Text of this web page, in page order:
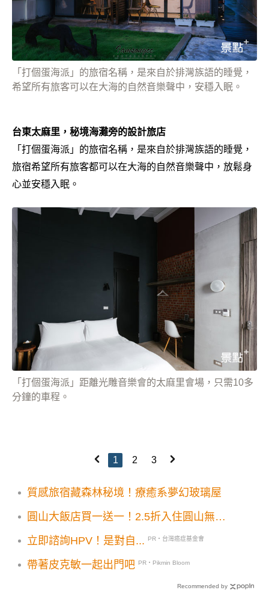
「打個蛋海派」的旅宿名稱，是來自於排灣族語的睡覺，
希望所有旅客可以在大海的自然音樂聲中，安穩入眠。
台東太麻里，秘境海灘旁的設計旅店
「打個蛋海派」的旅宿名稱，是來自於排灣族語的睡覺，
旅宿希望所有旅客都可以在大海的自然音樂聲中，放鬆身
心並安穩入眠。
「打個蛋海派」距離光雕音樂會的太麻里會場，只需10多
分鐘的車程。
1 2 3
質感旅宿藏森林秘境！療癒系夢幻玻璃屋
圓山大飯店買一送一！2.5折入住圓山無敵
立即諮詢HPV！是對自...
PR・台灣癌症基金會
帶著皮克敏一起出門吧 PR・Pikmin Bloom
Recommended by